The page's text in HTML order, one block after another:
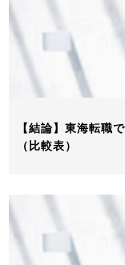
【結論】東海転職
（比較表）